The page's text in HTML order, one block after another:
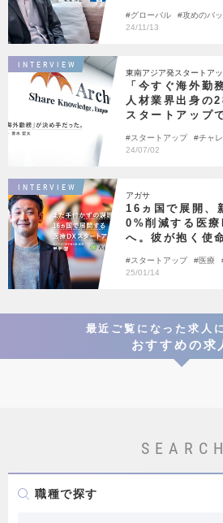
グローバル 攻めのバ
手の挑戦
24/11/13
INTERVIEW
東南アジア発スタートアッ
「今すぐ海外勤
人材業界出身の
スタートアップ
スタートアップ チャ
ーム
20代活躍
24/07/02
INTERVIEW
アガサ
16ヵ国で展開、
0%削減する医
へ。彼が抱く使
スタートアップ 医療
した
25/01/14
最近ご覧になった求人
おすすめの求
SEARCH
職種で探す